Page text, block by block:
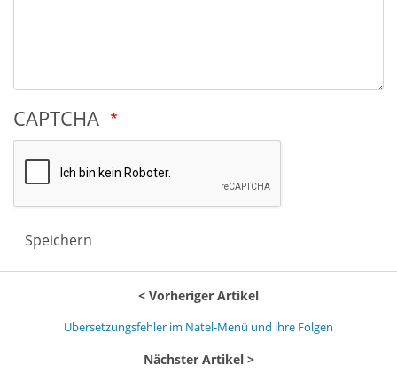
CAPTCHA
Speichern
Vorheriger Artikel
Übersetzungsfehler im Natel-Menü und ihre Folgen
Nächster Artikel